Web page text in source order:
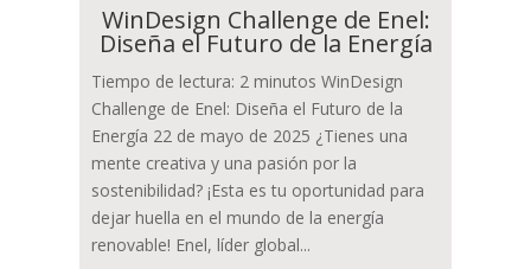
WinDesign Challenge de Enel:
Diseña el Futuro de la Energía
Tiempo de lectura: 2 minutos WinDesign
Challenge de Enel: Diseña el Futuro de la
Energía 22 de mayo de 2025 ¿Tienes una
mente creativa y una pasión por la
sostenibilidad? ¡Esta es tu oportunidad para
dejar huella en el mundo de la energía
renovable! Enel, líder global...